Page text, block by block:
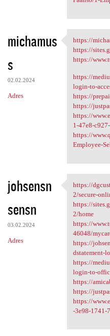
michamus
s
02.02.2024
Adres
https://
https://
https://
https://
https://
login-to-
https://
https://
https://
1-47e8-
https://
Employee-
johsensn
sensn
03.02.2024
Adres
https://
https://
2/secure-
https://
2/home
https://
46048/
https://
dstatement-
https://
login-to-
https://
https://
https://
-3e98-1741-